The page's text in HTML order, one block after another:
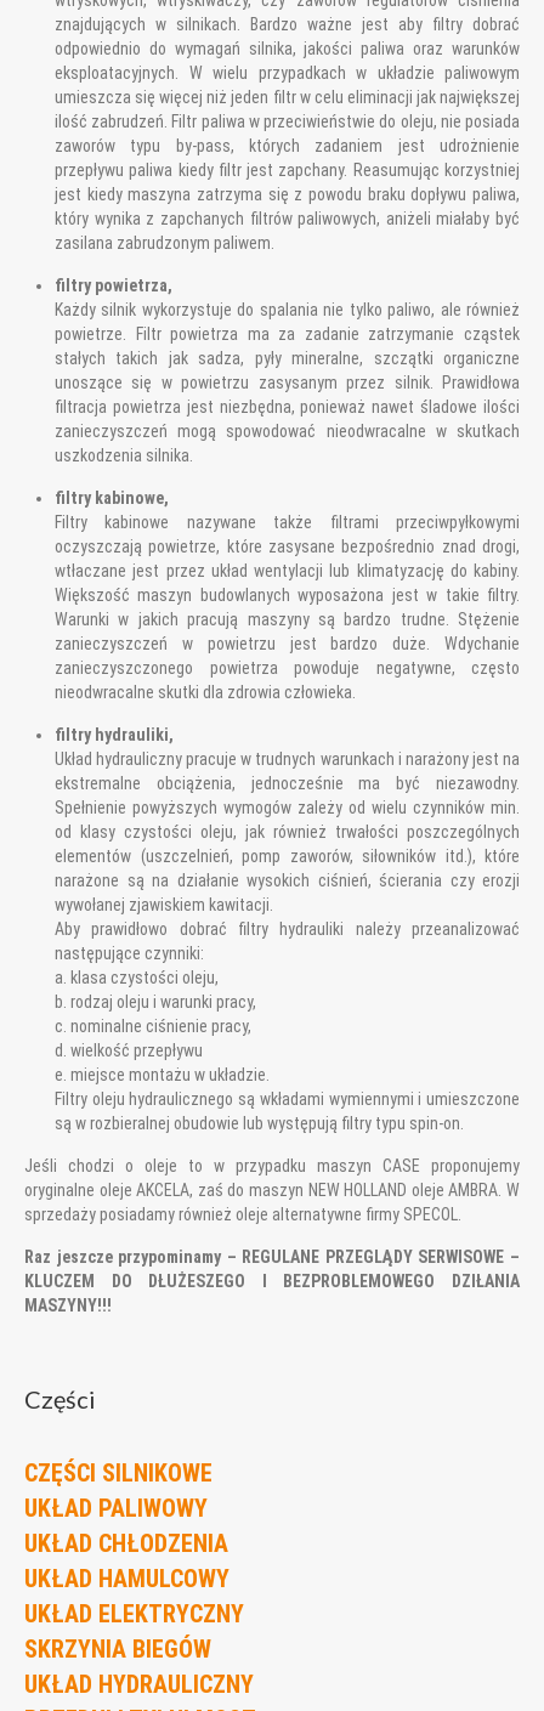
znajdujących w silnikach. Bardzo ważne jest aby filtry dobrać
odpowiednio do wymagań silnika, jakości paliwa oraz warunków
eksploatacyjnych. W wielu przypadkach w układzie paliwowym
umieszcza się więcej niż jeden filtr w celu eliminacji jak największej
ilość zabrudzeń. Filtr paliwa w przeciwieństwie do oleju, nie posiada
zaworów typu by-pass, których zadaniem jest udrożnienie
przepływu paliwa kiedy filtr jest zapchany. Reasumując korzystniej
jest kiedy maszyna zatrzyma się z powodu braku dopływu paliwa,
który wynika z zapchanych filtrów paliwowych, aniżeli miałaby być
zasilana zabrudzonym paliwem.
filtry powietrza,
Każdy silnik wykorzystuje do spalania nie tylko paliwo, ale również
powietrze. Filtr powietrza ma za zadanie zatrzymanie cząstek
stałych takich jak sadza, pyły mineralne, szczątki organiczne
unoszące się w powietrzu zasysanym przez silnik. Prawidłowa
filtracja powietrza jest niezbędna, ponieważ nawet śladowe ilości
zanieczyszczeń mogą spowodować nieodwracalne w skutkach
uszkodzenia silnika.
filtry kabinowe,
Filtry kabinowe nazywane także filtrami przeciwpyłkowymi
oczyszczają powietrze, które zasysane bezpośrednio znad drogi,
wtłaczane jest przez układ wentylacji lub klimatyzację do kabiny.
Większość maszyn budowlanych wyposażona jest w takie filtry.
Warunki w jakich pracują maszyny są bardzo trudne. Stężenie
zanieczyszczeń w powietrzu jest bardzo duże. Wdychanie
zanieczyszczonego powietrza powoduje negatywne, często
nieodwracalne skutki dla zdrowia człowieka.
filtry hydrauliki,
Układ hydrauliczny pracuje w trudnych warunkach i narażony jest na
ekstremalne obciążenia, jednocześnie ma być niezawodny.
Spełnienie powyższych wymogów zależy od wielu czynników min.
od klasy czystości oleju, jak również trwałości poszczególnych
elementów (uszczelnień, pomp zaworów, siłowników itd.), które
narażone są na działanie wysokich ciśnień, ścierania czy erozji
wywołanej zjawiskiem kawitacji.
Aby prawidłowo dobrać filtry hydrauliki należy przeanalizować
następujące czynniki:
a. klasa czystości oleju,
b. rodzaj oleju i warunki pracy,
c. nominalne ciśnienie pracy,
d. wielkość przepływu
e. miejsce montażu w układzie.
Filtry oleju hydraulicznego są wkładami wymiennymi i umieszczone
są w rozbieralnej obudowie lub występują filtry typu spin-on.
Jeśli chodzi o oleje to w przypadku maszyn CASE proponujemy
oryginalne oleje AKCELA, zaś do maszyn NEW HOLLAND oleje AMBRA. W
sprzedaży posiadamy również oleje alternatywne firmy SPECOL.
Raz jeszcze przypominamy – REGULANE PRZEGLĄDY SERWISOWE –
KLUCZEM DO DŁUŻESZEGO I BEZPROBLEMOWEGO DZIŁANIA
MASZYNY!!!
Części
CZĘŚCI SILNIKOWE
UKŁAD PALIWOWY
UKŁAD CHŁODZENIA
UKŁAD HAMULCOWY
UKŁAD ELEKTRYCZNY
SKRZYNIA BIEGÓW
UKŁAD HYDRAULICZNY